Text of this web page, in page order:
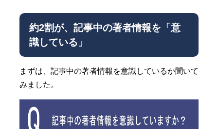
約2割が、記事中の著者情報を「意
識している」
まずは、記事中の著者情報を意識しているか聞いて
みました。